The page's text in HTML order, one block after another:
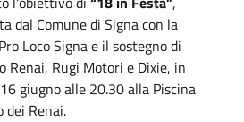
dal Comune di Signa con la
Loco Signa e il sostegno di
Renai, Rugi Motori e Dixie, in
giugno alle 20.30 alla Piscina
dei Renai.